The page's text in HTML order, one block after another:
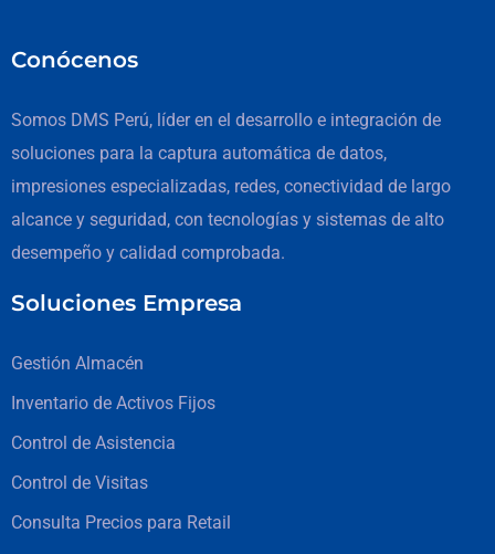
Conócenos
Somos DMS Perú, líder en el desarrollo e integración de
soluciones para la captura automática de datos,
impresiones especializadas, redes, conectividad de largo
alcance y seguridad, con tecnologías y sistemas de alto
desempeño y calidad comprobada.
Soluciones Empresa
Gestión Almacén
Inventario de Activos Fijos
Control de Asistencia
Control de Visitas
Consulta Precios para Retail